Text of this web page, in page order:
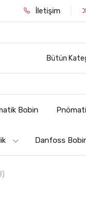
İletişim
Bütün
Bobin
Danfoss